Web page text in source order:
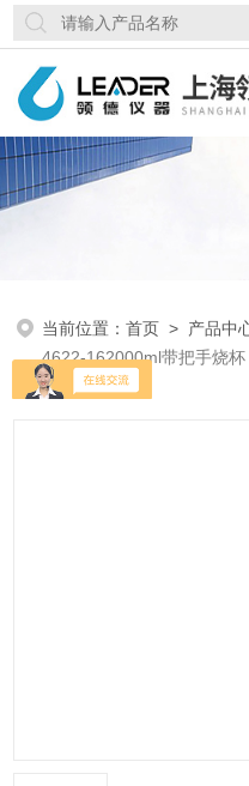
当前位置：首页 > 产品中
4622-162000ml带把手烧杯